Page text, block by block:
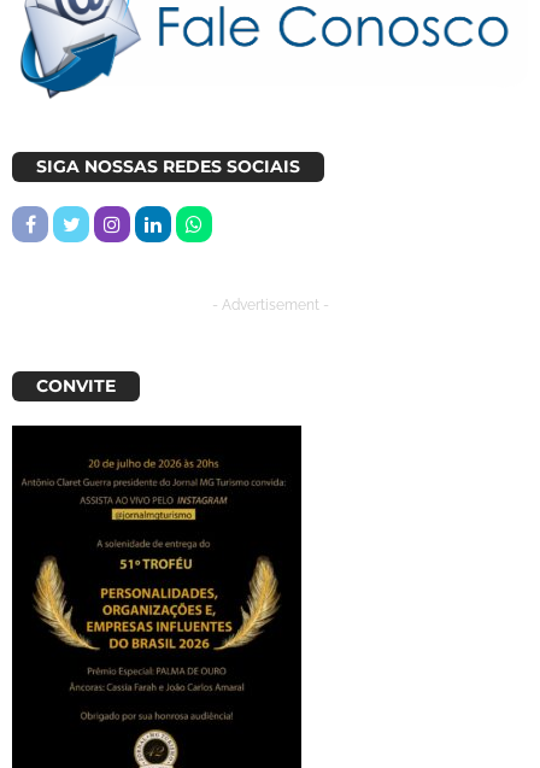
SIGA NOSSAS REDES SOCIAIS
- Advertisement -
CONVITE